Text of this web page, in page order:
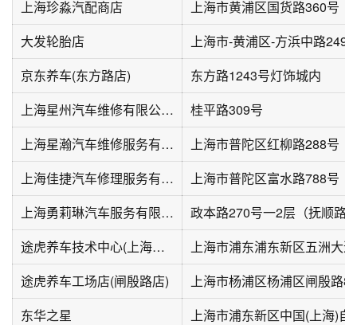
上海珍淼汽配商店
上海市黄浦区国货路360号
大发轮胎店
上海市-黄浦区-方浜中路249
京东养车(东方路店)
东方路1243号灯饰城内
上海星州汽车维修有限公司(桂平路店)
桂平路309号
上海星瀚汽车维修服务有限公司
上海市普陀区红柳路288号
上海佳捷汽车修理服务有限公司
上海勇莉琳汽车服务有限公司
途虎养车技术中心(上海浦东)
上海市浦东浦东新区五洲大
途虎养车工场店(闸殷路店)
上海市杨浦区杨浦区闸殷路
东华之星